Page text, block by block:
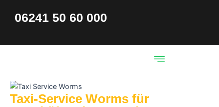
06241 50 60 000
Taxi-Service Worms für